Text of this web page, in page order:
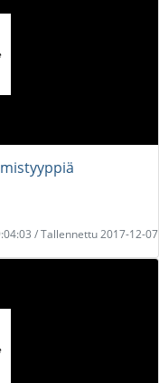
/ Tallennettu 2017-12-07